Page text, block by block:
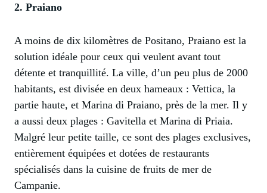
2. Praiano
A moins de dix kilomètres de Positano, Praiano est la
solution idéale pour ceux qui veulent avant tout
détente et tranquillité. La ville, d’un peu plus de 2000
habitants, est divisée en deux hameaux : Vettica, la
partie haute, et Marina di Praiano, près de la mer. Il y
a aussi deux plages : Gavitella et Marina di Priaia.
Malgré leur petite taille, ce sont des plages exclusives,
entièrement équipées et dotées de restaurants
spécialisés dans la cuisine de fruits de mer de
Campanie.